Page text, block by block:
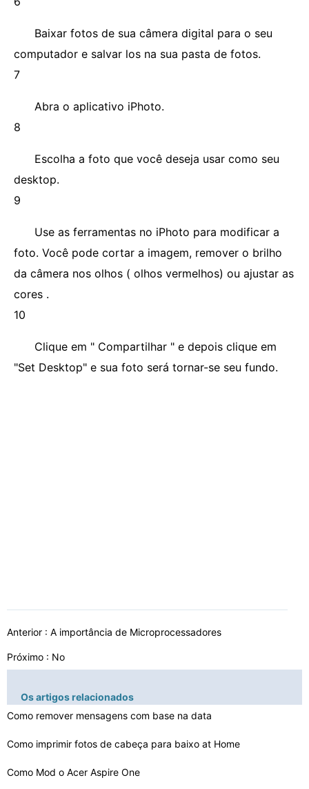
Baixar fotos de sua câmera digital para o seu
computador e salvar los na sua pasta de fotos.
7
Abra o aplicativo iPhoto.
8
Escolha a foto que você deseja usar como seu
desktop.
9
Use as ferramentas no iPhoto para modificar a
foto. Você pode cortar a imagem, remover o brilho
da câmera nos olhos ( olhos vermelhos) ou ajustar as
cores .
10
Clique em " Compartilhar " e depois clique em
"Set Desktop" e sua foto será tornar-se seu fundo.
Anterior : A importância de Microprocessadores
Próximo : No
Os artigos relacionados
Como remover mensagens com base na data
Como imprimir fotos de cabeça para baixo at Home
Como Mod o Acer Aspire One